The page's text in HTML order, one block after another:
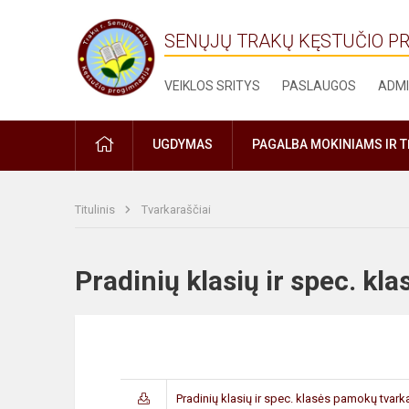
SENŲJŲ TRAKŲ KĘSTUČIO
VEIKLOS SRITYS PASLAUGOS
PRADŽIAUGDYMAS PAGALBA MOKINIAMS IR
Titulinis Tvarkaraščiai
Pradinių klasių ir spec.
Pradinių klasių ir spec. klasės pamokų